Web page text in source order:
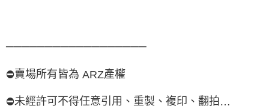
──────────────────
⛔賣場所有皆為 ARZ產權
⛔未經許可不得任意引用、重製、複印、翻拍…